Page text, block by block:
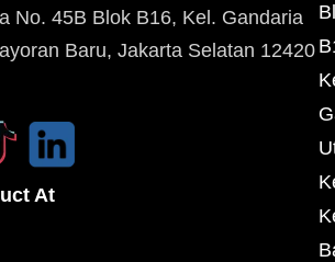
No. 45B Blok B16, Kel. Gandaria
Baru, Jakarta Selatan 12420
At